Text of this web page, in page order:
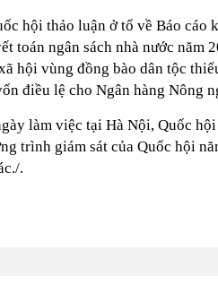
hội thảo luận ở tổ về Báo cáo
toán ngân sách nhà nước
hội vùng đồng bào dân tộc
điều lệ cho Ngân hàng Nông
làm việc tại Hà Nội, Quốc
trình giám sát của Quốc hội
.